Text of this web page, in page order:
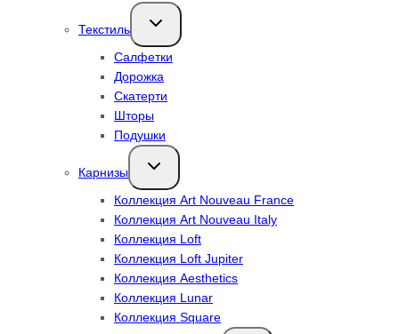
Текстиль
Переключить
дочернее
Салфетки
Дорожка
Скатерти
Шторы
Подушки
Карнизы
Переключить
дочернее
Коллекция Art Nouveau France
Коллекция Art Nouveau Italy
Коллекция Loft
Коллекция Loft Jupiter
Коллекция Aesthetics
Коллекция Lunar
Коллекция Square